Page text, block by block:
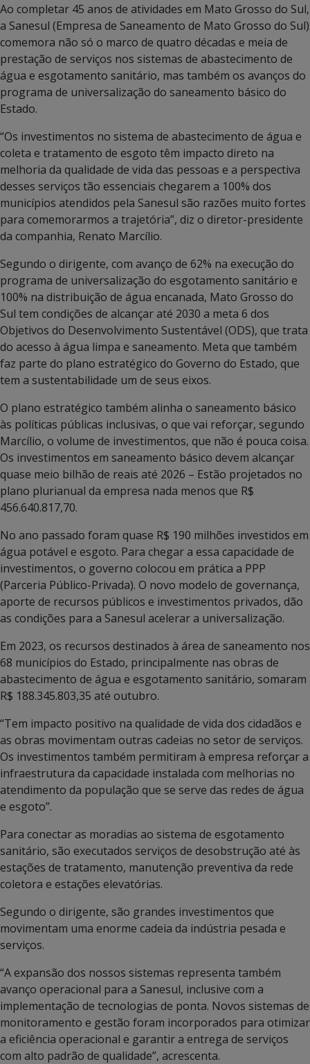
Ao completar 45 anos de atividades em Mato Grosso do Sul,
a Sanesul (Empresa de Saneamento de Mato Grosso do Sul)
comemora não só o marco de quatro décadas e meia de
prestação de serviços nos sistemas de abastecimento de
água e esgotamento sanitário, mas também os avanços do
programa de universalização do saneamento básico do
Estado.
“Os investimentos no sistema de abastecimento de água e
coleta e tratamento de esgoto têm impacto direto na
melhoria da qualidade de vida das pessoas e a perspectiva
desses serviços tão essenciais chegarem a 100% dos
municípios atendidos pela Sanesul são razões muito fortes
para comemorarmos a trajetória”, diz o diretor-presidente
da companhia, Renato Marcílio.
Segundo o dirigente, com avanço de 62% na execução do
programa de universalização do esgotamento sanitário e
100% na distribuição de água encanada, Mato Grosso do
Sul tem condições de alcançar até 2030 a meta 6 dos
Objetivos do Desenvolvimento Sustentável (ODS), que trata
do acesso à água limpa e saneamento. Meta que também
faz parte do plano estratégico do Governo do Estado, que
tem a sustentabilidade um de seus eixos.
O plano estratégico também alinha o saneamento básico
às políticas públicas inclusivas, o que vai reforçar, segundo
Marcílio, o volume de investimentos, que não é pouca coisa.
Os investimentos em saneamento básico devem alcançar
quase meio bilhão de reais até 2026 – Estão projetados no
plano plurianual da empresa nada menos que R$
456.640.817,70.
No ano passado foram quase R$ 190 milhões investidos em
água potável e esgoto. Para chegar a essa capacidade de
investimentos, o governo colocou em prática a PPP
(Parceria Público-Privada). O novo modelo de governança,
aporte de recursos públicos e investimentos privados, dão
as condições para a Sanesul acelerar a universalização.
Em 2023, os recursos destinados à área de saneamento nos
68 municípios do Estado, principalmente nas obras de
abastecimento de água e esgotamento sanitário, somaram
R$ 188.345.803,35 até outubro.
“Tem impacto positivo na qualidade de vida dos cidadãos e
as obras movimentam outras cadeias no setor de serviços.
Os investimentos também permitiram à empresa reforçar a
infraestrutura da capacidade instalada com melhorias no
atendimento da população que se serve das redes de água
e esgoto”.
Para conectar as moradias ao sistema de esgotamento
sanitário, são executados serviços de desobstrução até às
estações de tratamento, manutenção preventiva da rede
coletora e estações elevatórias.
Segundo o dirigente, são grandes investimentos que
movimentam uma enorme cadeia da indústria pesada e
serviços.
“A expansão dos nossos sistemas representa também
avanço operacional para a Sanesul, inclusive com a
implementação de tecnologias de ponta. Novos sistemas de
monitoramento e gestão foram incorporados para otimizar
a eficiência operacional e garantir a entrega de serviços
com alto padrão de qualidade”, acrescenta.